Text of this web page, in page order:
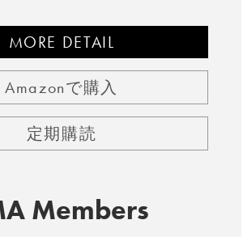
MORE DETAIL
Amazonで購入
定期購読
Members